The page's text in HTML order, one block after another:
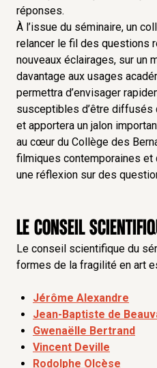
réponses.
À l’issue du séminaire, un
relancer le fil des questions
nouveaux éclairages, sur un
davantage aux usages
permettra d’envisager
susceptibles d’être diffusés
et apportera un jalon
au cœur du Collège des
filmiques contemporaines et
une réflexion sur des
Le conseil
Le conseil scientifique du
formes de la fragilité en art
Jérôme Alexandre
Jean-Baptiste de
Gwenaëlle Bertrand
Vincent Deville
Rodolphe Olcèse